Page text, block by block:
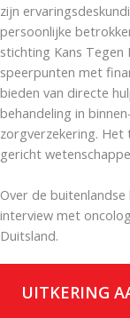
zijn
persoonlijke
stichting Kans
speerpunten met
bieden van directe
behandeling in
zorgverzekering. Het
gericht
Over de
interview met
Duitsland.
UITKERING